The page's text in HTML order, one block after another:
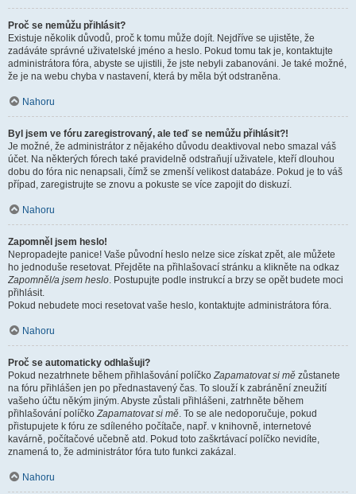
Proč se nemůžu přihlásit?
Existuje několik důvodů, proč k tomu může dojít. Nejdříve se ujistěte, že
zadáváte správné uživatelské jméno a heslo. Pokud tomu tak je, kontaktujte
administrátora fóra, abyste se ujistili, že jste nebyli zabanováni. Je také možné,
že je na webu chyba v nastavení, která by měla být odstraněna.
Nahoru
Byl jsem ve fóru zaregistrovaný, ale teď se nemůžu přihlásit?!
Je možné, že administrátor z nějakého důvodu deaktivoval nebo smazal váš
účet. Na některých fórech také pravidelně odstraňují uživatele, kteří dlouhou
dobu do fóra nic nenapsali, čímž se zmenší velikost databáze. Pokud je to váš
případ, zaregistrujte se znovu a pokuste se více zapojit do diskuzí.
Nahoru
Zapomněl jsem heslo!
Nepropadejte panice! Vaše původní heslo nelze sice získat zpět, ale můžete
ho jednoduše resetovat. Přejděte na přihlašovací stránku a klikněte na odkaz
Zapomněl/a jsem heslo. Postupujte podle instrukcí a brzy se opět budete moci
přihlásit.
Pokud nebudete moci resetovat vaše heslo, kontaktujte administrátora fóra.
Nahoru
Proč se automaticky odhlašuji?
Pokud nezatrhnete během přihlašování políčkoZapamatovat si mě zůstanete
na fóru přihlášen jen po přednastavený čas. To slouží k zabránění zneužití
vašeho účtu někým jiným. Abyste zůstali přihlášeni, zatrhněte během
přihlašování políčkoZapamatovat si mě. To se ale nedoporučuje, pokud
přistupujete k fóru ze sdíleného počítače, např. v knihovně, internetové
kavárně, počítačové učebně atd. Pokud toto zaškrtávací políčko nevidíte,
znamená to, že administrátor fóra tuto funkci zakázal.
Nahoru